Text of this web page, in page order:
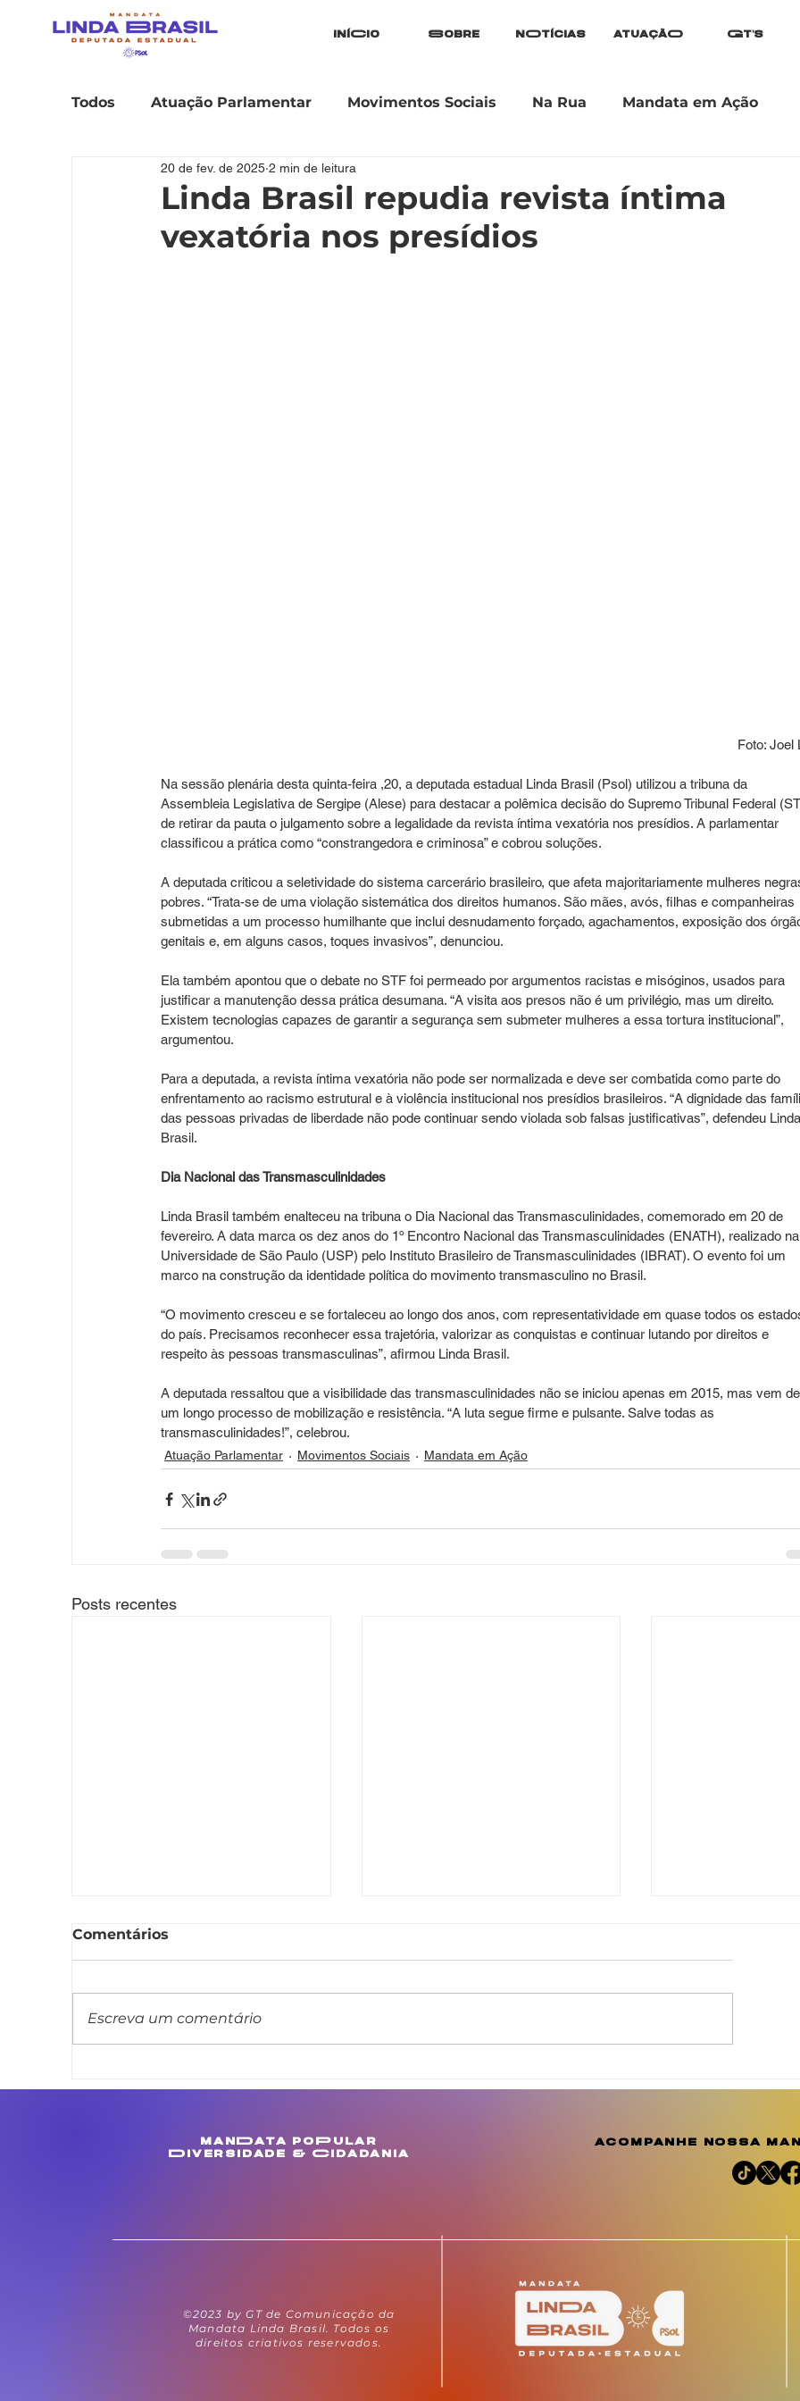
iníCio Sobre nOtícias atuaçãO Gt's
Todos Atuação Parlamentar Movimentos Sociais Na Rua Mandata em Ação
Linda Brasil repudia revista íntima
vexatória nos presídios
20 de fev. de 2025 2 min de leitura
Foto: Joel
Na sessão plenária desta quinta-feira ,20, a deputada estadual Linda Brasil (Psol) utilizou a tribuna da
Assembleia Legislativa de Sergipe (Alese) para destacar a polêmica decisão do Supremo Tribunal Federal
de retirar da pauta o julgamento sobre a legalidade da revista íntima vexatória nos presídios. A parlamentar
classificou a prática como “constrangedora e criminosa” e cobrou soluções.
A deputada criticou a seletividade do sistema carcerário brasileiro, que afeta majoritariamente mulheres
pobres. “Trata-se de uma violação sistemática dos direitos humanos. São mães, avós, filhas e companheiras
submetidas a um processo humilhante que inclui desnudamento forçado, agachamentos, exposição dos
genitais e, em alguns casos, toques invasivos”, denunciou.
Ela também apontou que o debate no STF foi permeado por argumentos racistas e misóginos, usados para
justificar a manutenção dessa prática desumana. “A visita aos presos não é um privilégio, mas um direito.
Existem tecnologias capazes de garantir a segurança sem submeter mulheres a essa tortura institucional”,
argumentou.
Para a deputada, a revista íntima vexatória não pode ser normalizada e deve ser combatida como parte do
enfrentamento ao racismo estrutural e à violência institucional nos presídios brasileiros. “A dignidade das
das pessoas privadas de liberdade não pode continuar sendo violada sob falsas justificativas”, defendeu
Brasil.
Dia Nacional das Transmasculinidades
Linda Brasil também enalteceu na tribuna o Dia Nacional das Transmasculinidades, comemorado em 20 de
fevereiro. A data marca os dez anos do 1º Encontro Nacional das Transmasculinidades (ENATH), realizado
Universidade de São Paulo (USP) pelo Instituto Brasileiro de Transmasculinidades (IBRAT). O evento foi um
marco na construção da identidade política do movimento transmasculino no Brasil.
“O movimento cresceu e se fortaleceu ao longo dos anos, com representatividade em quase todos os
do país. Precisamos reconhecer essa trajetória, valorizar as conquistas e continuar lutando por direitos e
respeito às pessoas transmasculinas”, afirmou Linda Brasil.
A deputada ressaltou que a visibilidade das transmasculinidades não se iniciou apenas em 2015, mas vem
um longo processo de mobilização e resistência. “A luta segue firme e pulsante. Salve todas as
transmasculinidades!”, celebrou.
Atuação Parlamentar Movimentos Sociais Mandata em Ação
Posts recentes
projeto de lei que veda
estaduais
melhorias para
em Estância
a
aleitamento
Comentários
Escreva um comentário
manData poPular
Diversidade & Cidadania
acompanhe nossa
©2023 by GT de Comunicação da
Mandata Linda Brasil. Todos os
direitos criativos reservados.